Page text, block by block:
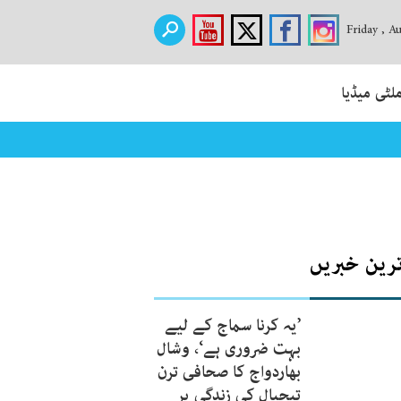
Friday ,
ملٹی میڈیا
کے لیے پیش
خبریں
’یہ کرنا سماج کے لیے
بہت ضروری ہے‘، وشال
بھاردواج کا صحافی ترن
تیجپال کی زندگی پر